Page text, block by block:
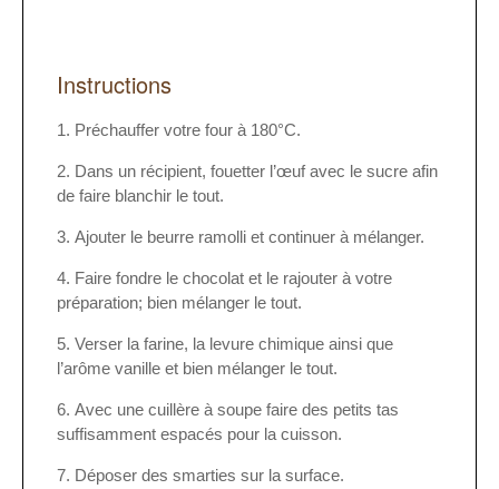
Instructions
Préchauffer votre four à 180°C.
Dans un récipient, fouetter l’œuf avec le sucre afin
de faire blanchir le tout.
Ajouter le beurre ramolli et continuer à mélanger.
Faire fondre le chocolat et le rajouter à votre
préparation; bien mélanger le tout.
Verser la farine, la levure chimique ainsi que
l’arôme vanille et bien mélanger le tout.
Avec une cuillère à soupe faire des petits tas
suffisamment espacés pour la cuisson.
Déposer des smarties sur la surface.